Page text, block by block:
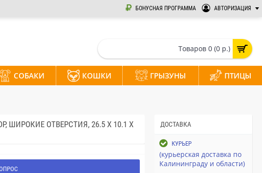
БОНУСНАЯ ПРОГРАММА АВТОРИЗАЦИЯ
Товаров 0 (0 р.)
СОБАКИ КОШКИ ГРЫЗУНЫ ПТИЦЫ
ДОСТАВКА
КУРЬЕР
(курьерская доставка по
Калининграду и области)
ШИРОКИЕ ОТВЕРСТИЯ, 26.5 X 10.1 X